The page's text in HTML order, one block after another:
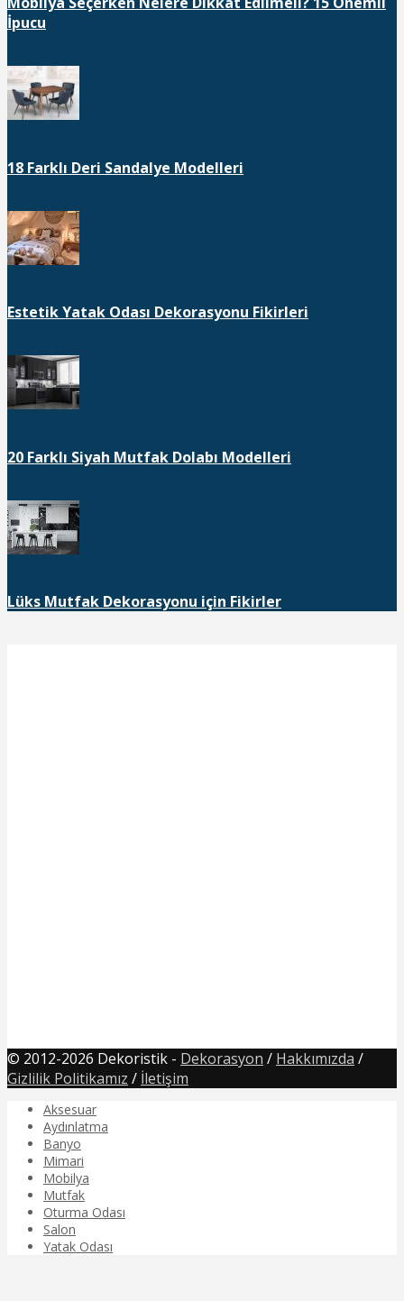
İpucu
18 Farklı Deri Sandalye Modelleri
Estetik Yatak Odası Dekorasyonu Fikirleri
20 Farklı Siyah Mutfak Dolabı Modelleri
Lüks Mutfak Dekorasyonu için Fikirler
© 2012-2026 Dekoristik - Dekorasyon / Hakkımızda /
Gizlilik Politikamız / İletişim
Aksesuar
Aydınlatma
Banyo
Mimari
Mobilya
Mutfak
Oturma Odası
Salon
Yatak Odası